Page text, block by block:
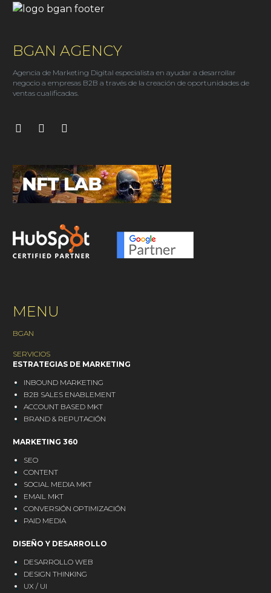
BGAN AGENCY
Agencia de Marketing Digital especialista en ayudar a desarrollar
negocio a empresas B2B a través de la creación de oportunidades de
ventas cualificadas.
MENU
BGAN
SERVICIOS
ESTRATEGIAS DE MARKETING
INBOUND MARKETING
B2B SALES ENABLEMENT
ACCOUNT BASED MKT
BRAND & REPUTACIÓN
MARKETING 360
SEO
CONTENT
SOCIAL MEDIA MKT
EMAIL MKT
CONVERSIÓN OPTIMIZACIÓN
PAID MEDIA
DISEÑO Y DESARROLLO
DESARROLLO WEB
DESIGN THINKING
UX / UI